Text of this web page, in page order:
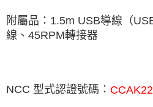
附屬品： 1.5m USB導線（
線、 45RPM轉接器
NCC 型式認證號碼：